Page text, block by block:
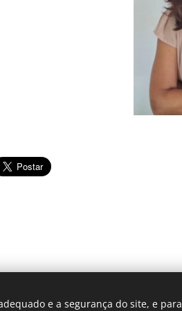
e a segurança do site, e para